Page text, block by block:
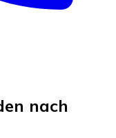
nach